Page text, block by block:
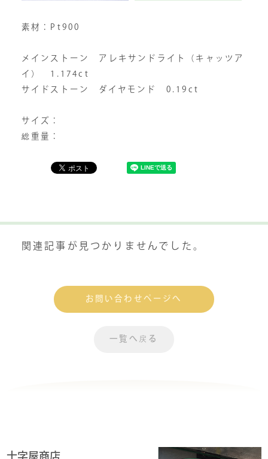
素材：Pt900
メインストーン アレキサンドライト（キャッツア
イ） 1.174ct
サイドストーン ダイヤモンド 0.19ct
サイズ：
総重量：
関連記事が見つかりませんでした。
お問い合わせページへ
一覧へ戻る